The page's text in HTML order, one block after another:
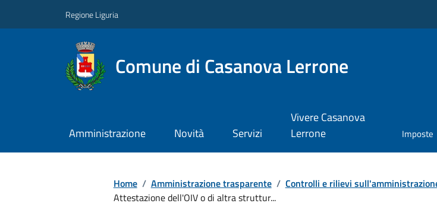
Regione Liguria
Comune di Casanova Lerrone
Amministrazione Novità Servizi
Vivere Casanova
Lerrone
Imposte
Home / Amministrazione trasparente / Controlli e rilievi
Attestazione dell'OIV o di altra struttur...